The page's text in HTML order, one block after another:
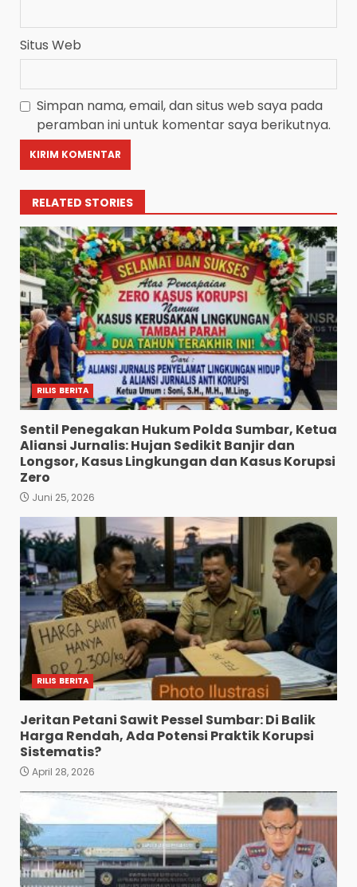
Situs Web
Simpan nama, email, dan situs web saya pada
peramban ini untuk komentar saya berikutnya.
RELATED STORIES
RILIS BERITA
Sentil Penegakan Hukum Polda Sumbar, Ketua
Aliansi Jurnalis: Hujan Sedikit Banjir dan
Longsor, Kasus Lingkungan dan Kasus Korupsi
Zero
Juni 25, 2026
RILIS BERITA
Jeritan Petani Sawit Pessel Sumbar: Di Balik
Harga Rendah, Ada Potensi Praktik Korupsi
Sistematis?
April 28, 2026